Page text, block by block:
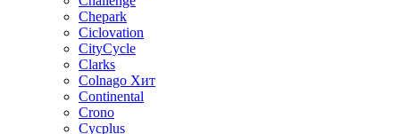
Chepark
Ciclovation
CityCycle
Clarks
Colnago Хит
Continental
Crono
Cycplus